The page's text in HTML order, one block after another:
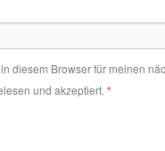
diesem Browser für meinen
und akzeptiert. *